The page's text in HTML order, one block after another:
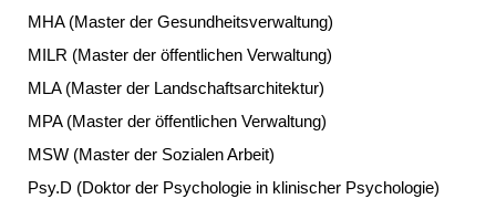
MHA (Master der Gesundheitsverwaltung)
MILR (Master der öffentlichen Verwaltung)
MLA (Master der Landschaftsarchitektur)
MPA (Master der öffentlichen Verwaltung)
MSW (Master der Sozialen Arbeit)
Psy.D (Doktor der Psychologie in klinischer Psychologie)